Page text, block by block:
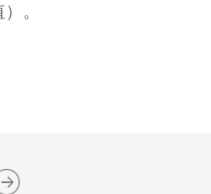
。